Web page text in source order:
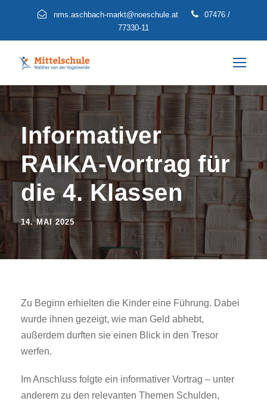
nms.aschbach-markt@noeschule.at
07476 /
77330-11
Informativer
RAIKA-Vortrag für
die 4. Klassen
14. MAI 2025
Zu Beginn erhielten die Kinder eine Führung. Dabei
wurde ihnen gezeigt, wie man Geld abhebt,
außerdem durften sie einen Blick in den Tresor
werfen.
Im Anschluss folgte ein informativer Vortrag – unter
anderem zu den relevanten Themen Schulden,